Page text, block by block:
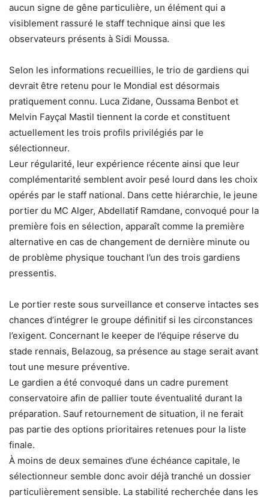
aucun signe de gêne particulière, un élément qui a
visiblement rassuré le staff technique ainsi que les
observateurs présents à Sidi Moussa.
Selon les informations recueillies, le trio de gardiens qui
devrait être retenu pour le Mondial est désormais
pratiquement connu. Luca Zidane, Oussama Benbot et
Melvin Fayçal Mastil tiennent la corde et constituent
actuellement les trois profils privilégiés par le
sélectionneur.
Leur régularité, leur expérience récente ainsi que leur
complémentarité semblent avoir pesé lourd dans les choix
opérés par le staff national. Dans cette hiérarchie, le jeune
portier du MC Alger, Abdellatif Ramdane, convoqué pour la
première fois en sélection, apparaît comme la première
alternative en cas de changement de dernière minute ou
de problème physique touchant l’un des trois gardiens
pressentis.
Le portier reste sous surveillance et conserve intactes ses
chances d’intégrer le groupe définitif si les circonstances
l’exigent. Concernant le keeper de l’équipe réserve du
stade rennais, Belazoug, sa présence au stage serait avant
tout une mesure préventive.
Le gardien a été convoqué dans un cadre purement
conservatoire afin de pallier toute éventualité durant la
préparation. Sauf retournement de situation, il ne ferait
pas partie des options prioritaires retenues pour la liste
finale.
À moins de deux semaines d’une échéance capitale, le
sélectionneur semble donc avoir déjà tranché un dossier
particulièrement sensible. La stabilité recherchée dans les